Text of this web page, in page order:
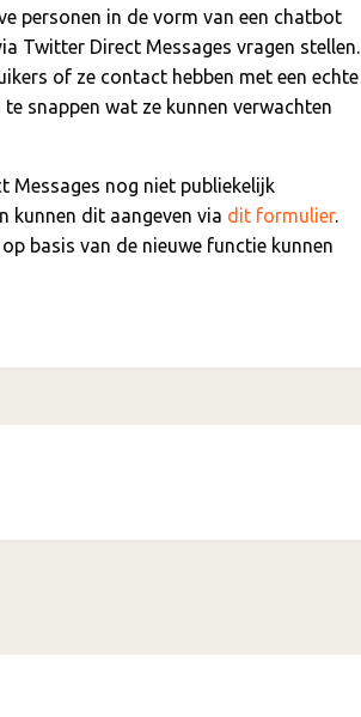
personen in de vorm van een chatbot
Twitter Direct Messages vragen stellen.
of ze contact hebben met een echte
snappen wat ze kunnen verwachten
nog niet publiekelijk
kunnen dit aangeven via dit formulier.
basis van de nieuwe functie kunnen